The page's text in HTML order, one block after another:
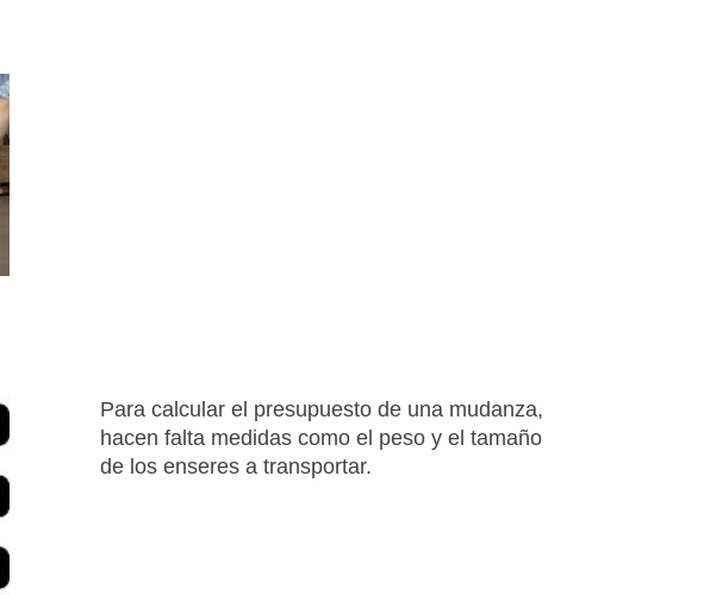
Para calcular el presupuesto de una mudanza,
hacen falta medidas como el peso y el tamaño
de los enseres a transportar.